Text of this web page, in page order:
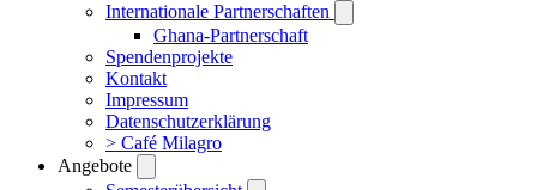
Internationale Partnerschaften
Ghana-Partnerschaft
Spendenprojekte
Kontakt
Impressum
Datenschutzerklärung
> Café Milagro
Angebote